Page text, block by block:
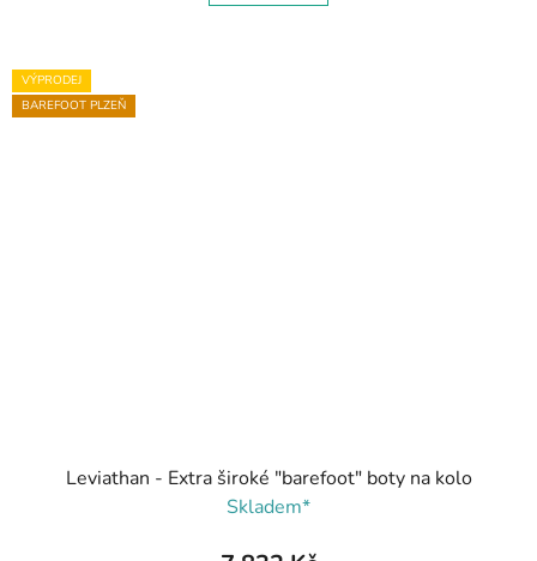
VÝPRODEJ
BAREFOOT PLZEŇ
Leviathan - Extra široké "barefoot" boty na kolo
Skladem*